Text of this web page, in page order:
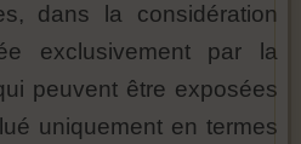
dans la considération
exclusivement par la
peuvent être exposées
uniquement en termes